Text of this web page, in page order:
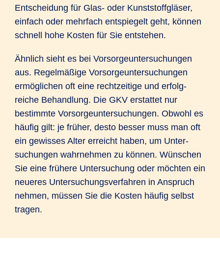
Entscheidung für Glas- oder Kunst­stoff­gläser,
einfach oder mehrfach ent­spiegelt geht, können
schnell hohe Kosten für Sie entstehen.
Ähnlich sieht es bei Vorsorge­unter­suchungen
aus. Regel­mäßige Vorsorge­unter­suchungen
ermög­lichen oft eine recht­zeitige und erfolg­
reiche Behand­lung. Die GKV erstattet nur
bestimmte Vorsorge­unter­suchungen. Obwohl es
häufig gilt: je früher, desto besser muss man oft
ein gewisses Alter erreicht haben, um Unter­
suchungen wahrnehmen zu können. Wünschen
Sie eine frühere Unter­suchung oder möchten ein
neueres Unter­suchungs­verfahren in Anspruch
nehmen, müssen Sie die Kosten häufig selbst
tragen.